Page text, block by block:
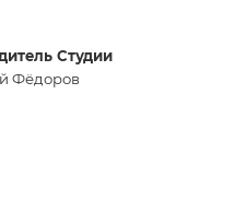
Студии
Фёдоров